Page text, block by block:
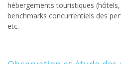
hébergements touristiques
benchmarks concurrentiels des
etc.